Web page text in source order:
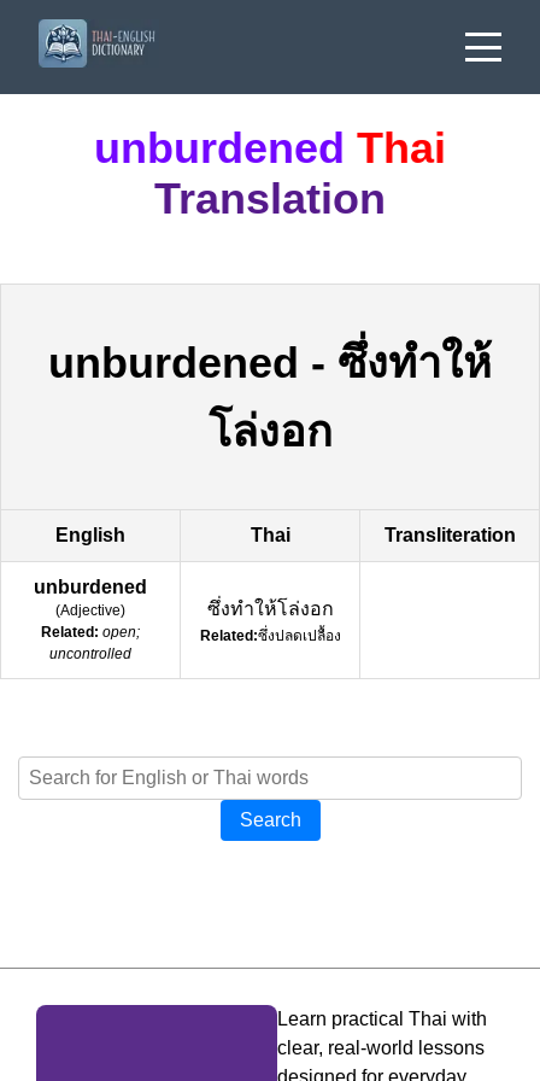
unburdened Thai
Translation
unburdened - ซึ่งทำให้
โล่งอก
English Thai Transliteration
unburdened
(Adjective)
Related: open;
uncontrolled
ซึ่งทำให้โล่งอก
Related:ซึ่งปลดเปลื้อง
Search
Learn practical Thai with
clear, real-world lessons
designed for everyday